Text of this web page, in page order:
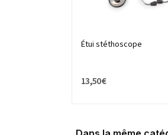
Étui stéthoscope
13,50 €